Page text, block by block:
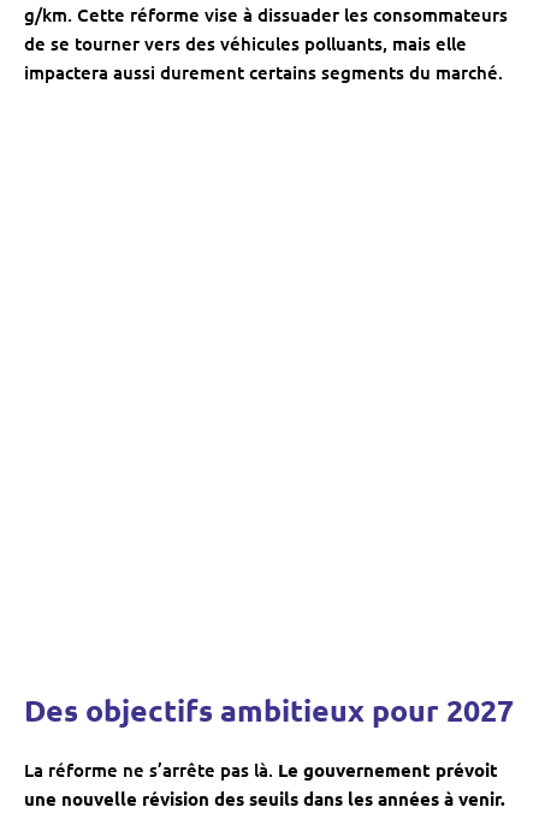
g/km. Cette réforme vise à dissuader les consommateurs
de se tourner vers des véhicules polluants, mais elle
impactera aussi durement certains segments du marché.
Des objectifs ambitieux pour 2027
La réforme ne s’arrête pas là. Le gouvernement prévoit
une nouvelle révision des seuils dans les années à venir.